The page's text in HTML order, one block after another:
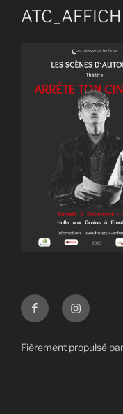
FacebookInstagram
Fièrement propulsé